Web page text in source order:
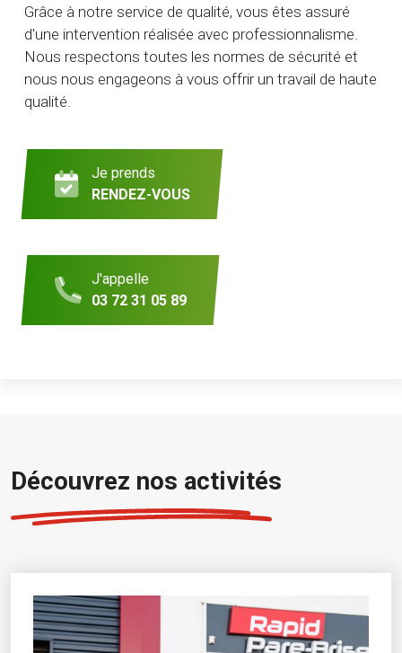
Grâce à notre service de qualité, vous êtes assuré
d'une intervention réalisée avec professionnalisme.
Nous respectons toutes les normes de sécurité et
nous nous engageons à vous offrir un travail de haute
qualité.
Je prends
RENDEZ-VOUS
J'appelle
03 72 31 05 89
Découvrez nos activités